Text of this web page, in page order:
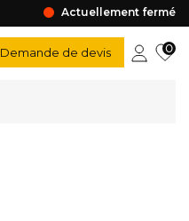
Actuellement fermé
Demande de devis 0